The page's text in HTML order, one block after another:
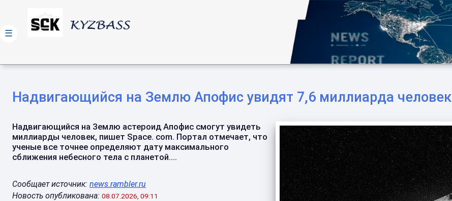
Надвигающийся на Землю Апофис увидят 7,6 миллиарда человек
Надвигающийся на Землю астероид Апофис смогут увидеть
миллиарды человек, пишет Space. com. Портал отмечает, что
ученые все точнее определяют дату максимального
сближения небесного тела с планетой....
Сообщает источник: news.rambler.ru
Новость опубликована: 08.07.2026, 09:11
☰